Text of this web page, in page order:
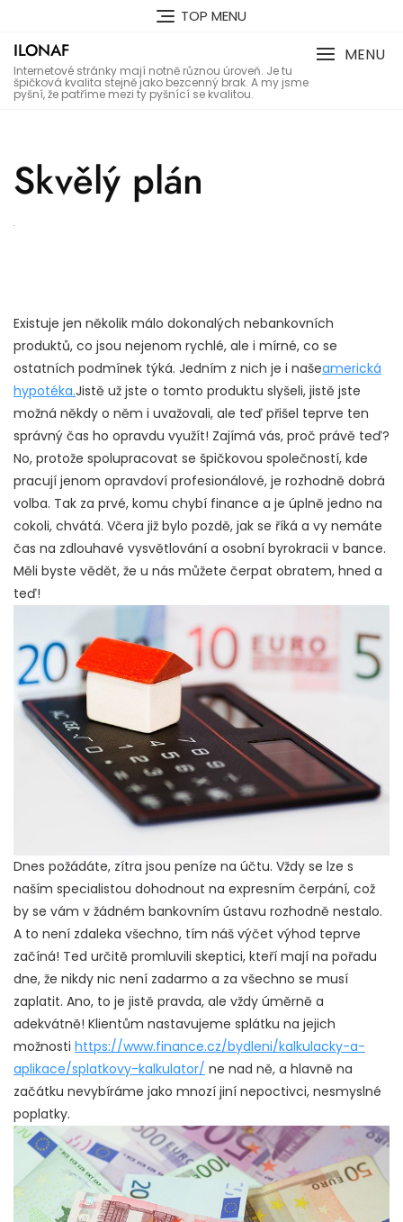
content
TOP MENU
ILONAF
Internetové stránky mají notně různou úroveň. Je tu
špičková kvalita stejně jako bezcenný brak. A my jsme
pyšní, že patříme mezi ty pyšnící se kvalitou.
MENU
Skvělý plán
Existuje jen několik málo dokonalých nebankovních
produktů, co jsou nejenom rychlé, ale i mírné, co se
ostatních podmínek týká. Jedním z nich je i našeamerická
hypotéka.Jistě už jste o tomto produktu slyšeli, jistě jste
možná někdy o něm i uvažovali, ale teď přišel teprve ten
správný čas ho opravdu využít! Zajímá vás, proč právě teď?
No, protože spolupracovat se špičkovou společností, kde
pracují jenom opravdoví profesionálové, je rozhodně dobrá
volba. Tak za prvé, komu chybí finance a je úplně jedno na
cokoli, chvátá. Včera již bylo pozdě, jak se říká a vy nemáte
čas na zdlouhavé vysvětlování a osobní byrokracii v bance.
Měli byste vědět, že u nás můžete čerpat obratem, hned a
teď!
Dnes požádáte, zítra jsou peníze na účtu. Vždy se lze s
naším specialistou dohodnout na expresním čerpání, což
by se vám v žádném bankovním ústavu rozhodně nestalo.
A to není zdaleka všechno, tím náš výčet výhod teprve
začíná! Ted určitě promluvili skeptici, kteří mají na pořadu
dne, že nikdy nic není zadarmo a za všechno se musí
zaplatit. Ano, to je jistě pravda, ale vždy úměrně a
adekvátně! Klientům nastavujeme splátku na jejich
možnosti https://www.finance.cz/bydleni/kalkulacky-a-
aplikace/splatkovy-kalkulator/ ne nad ně, a hlavně na
začátku nevybíráme jako mnozí jiní nepoctivci, nesmyslné
poplatky.